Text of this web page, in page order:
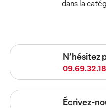
dans la
N’hésitez
Écrivez-